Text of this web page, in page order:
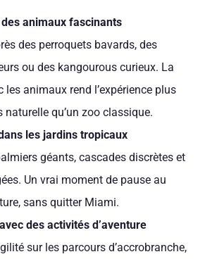
animaux fascinants
des perroquets bavards, des
ou des kangourous curieux. La
les animaux rend l’expérience plus
naturelle qu’un zoo classique.
les jardins tropicaux
géants, cascades discrètes et
Un vrai moment de pause au
sans quitter Miami.
des activités d’aventure
sur les parcours d’accrobranche,